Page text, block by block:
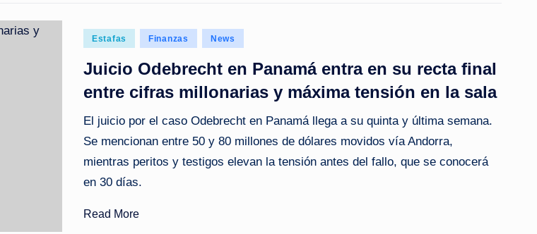
Posted
Estafas Finanzas News
Juicio Odebrecht en Panamá entra en su recta final
entre cifras millonarias y máxima tensión en la sala
El juicio por el caso Odebrecht en Panamá llega a su quinta y última semana.
Se mencionan entre 50 y 80 millones de dólares movidos vía Andorra,
mientras peritos y testigos elevan la tensión antes del fallo, que se conocerá
en 30 días.
Read More